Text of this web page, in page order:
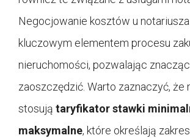
Negocjowanie kosztów u
kluczowym elementem procesu
nieruchomości, pozwalając
zaoszczędzić. Warto zaznaczyć, że
stosują taryfikator stawki
maksymalne, które określają